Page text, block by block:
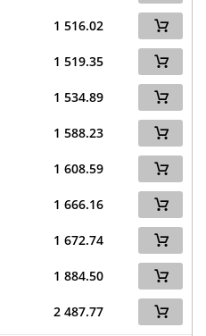
1 516.02
1 519.35
1 534.89
1 588.23
1 608.59
1 666.16
1 672.74
1 884.50
2 487.77